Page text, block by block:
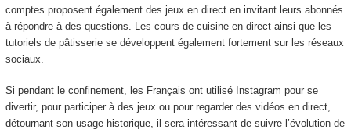
comptes proposent également des jeux en direct en invitant leurs abonnés
à répondre à des questions. Les cours de cuisine en direct ainsi que les
tutoriels de pâtisserie se développent également fortement sur les réseaux
sociaux.
Si pendant le confinement, les Français ont utilisé Instagram pour se
divertir, pour participer à des jeux ou pour regarder des vidéos en direct,
détournant son usage historique, il sera intéressant de suivre l’évolution de